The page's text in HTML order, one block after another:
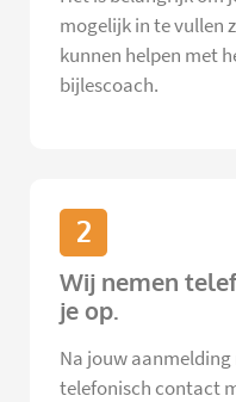
mogelijk in te vullen
kunnen helpen met
bijlescoach.
2
Wij nemen
je op.
Na jouw
telefonisch contact